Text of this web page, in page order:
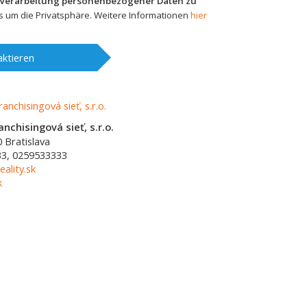
um die Privatsphäre. Weitere Informationen hier
sieť, s.r.o.
Bratislava
0259533333